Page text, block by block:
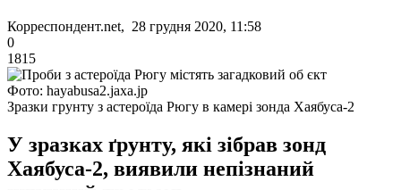
Корреспондент.net, 28 грудня 2020, 11:58
0
1815
Фото: hayabusa2.jaxa.jp
Зразки грунту з астероїда Рюгу в камері зонда Хаябуса-2
У зразках ґрунту, які зібрав зонд
Хаябуса-2, виявили непізнаний